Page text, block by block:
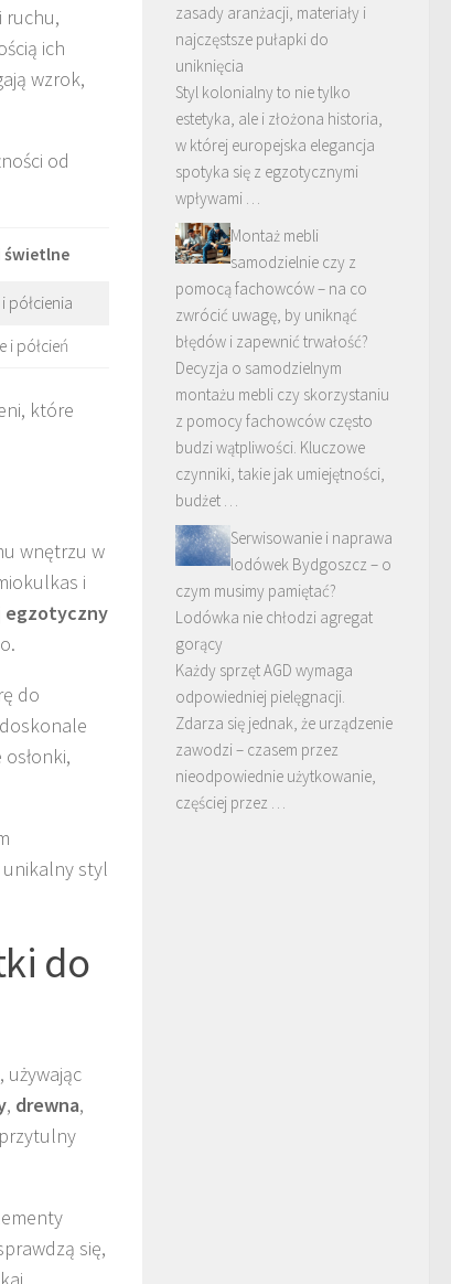
ruchu,
ich
wzrok,
od
świetlne
półcienia
i półcień
które
wnętrzu w
i
egzotyczny
do
unikalny styl
do
, drewna,
się,
zasady aranżacji, materiały i
najczęstsze pułapki do
uniknięcia
Styl kolonialny to nie tylko
estetyka, ale i złożona historia,
w której europejska elegancja
spotyka się z egzotycznymi
wpływami …
Montaż mebli
samodzielnie czy z
pomocą fachowców – na co
zwrócić uwagę, by uniknąć
błędów i zapewnić trwałość?
Decyzja o samodzielnym
montażu mebli czy skorzystaniu
z pomocy fachowców często
budzi wątpliwości. Kluczowe
czynniki, takie jak umiejętności,
budżet …
Serwisowanie i naprawa
lodówek Bydgoszcz – o
czym musimy pamiętać?
Lodówka nie chłodzi agregat
gorący
Każdy sprzęt AGD wymaga
odpowiedniej pielęgnacji.
Zdarza się jednak, że urządzenie
zawodzi – czasem przez
nieodpowiednie użytkowanie,
częściej przez …